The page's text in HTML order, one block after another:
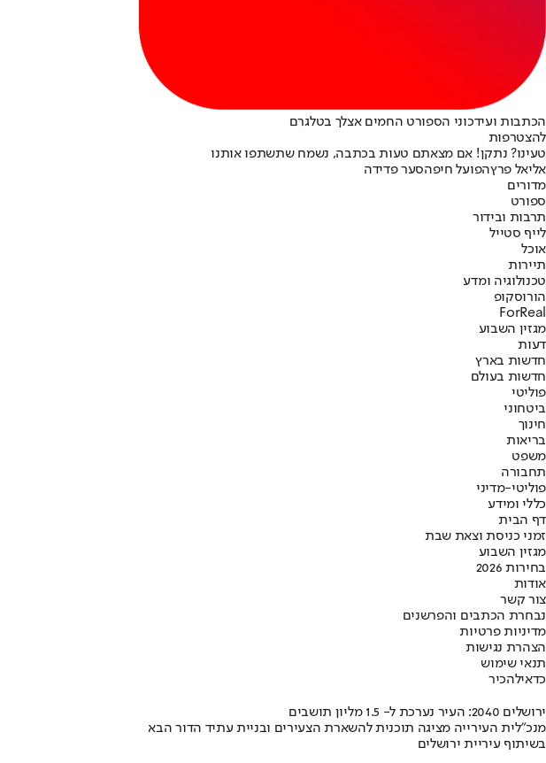
הכתבות ועידכוני הספורט החמים אצלך בטלגרם
להצטרפות
טעינו? נתקן! אם מצאתם טעות בכתבה, נשמח שתשתפו אותנו
אליאל פרץהפועל חיפהסער פדידה
מדורים
ספורט
תרבות ובידור
לייף סטייל
אוכל
תיירות
טכנולוגיה ומדע
הורוסקופ
ForReal
מגזין השבוע
דעות
חדשות בארץ
חדשות בעולם
פוליטי
ביטחוני
חינוך
בריאות
משפט
תחבורה
פוליטי-מדיני
כללי ומידע
דף הבית
זמני כניסת וצאת שבת
מגזין השבוע
בחירות 2026
אודות
צור קשר
נבחרת הכתבים והפרשנים
מדיניות פרטיות
הצהרת נגישות
תנאי שימוש
כדאילהכיר
ירושלים 2040: העיר נערכת ל- 1.5 מליון תושבים
מנכ"לית העירייה מציגה תוכנית להשארת הצעירים ובניית עתיד הדור הבא
בשיתוף עיריית ירושלים